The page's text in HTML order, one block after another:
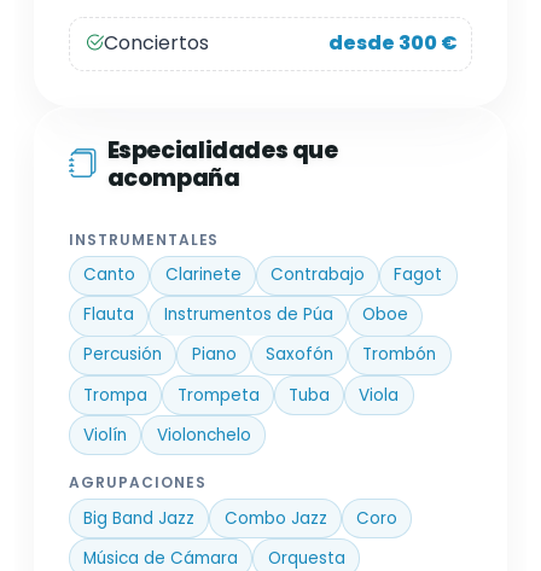
Conciertos desde 300 €
Especialidades que
acompaña
INSTRUMENTALES
Canto Clarinete Contrabajo
Fagot
Flauta
Instrumentos de Púa
Oboe
Percusión
Piano Saxofón
Trombón
Trompa
Trompeta Tuba
Viola
Violín
Violonchelo
AGRUPACIONES
Big Band Jazz Combo Jazz
Coro
Música de Cámara
Orquesta